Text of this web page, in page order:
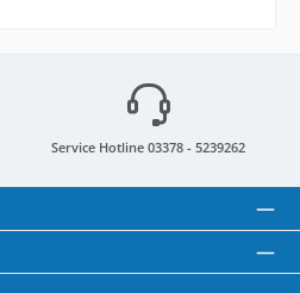
Service Hotline 03378 - 5239262